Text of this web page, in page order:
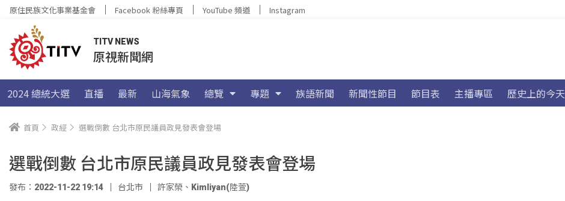
原住民族文化事業基金會 Facebook 粉絲專頁 YouTube 頻道 Instagram
TITV NEWS
原視新聞網
2024 總統大選 直播 最新 山海氣象 總覽 專題 族語新聞 新聞性節目 節目表 主播專區 歷史上的今天
首頁 政經 選戰倒數 台北市原民議員政見發表會登場
選戰倒數 台北市原民議員政見發表會登場
發布：2022-11-22 19:14 台北市 許家榮 、 Kimliyan(陸萱)